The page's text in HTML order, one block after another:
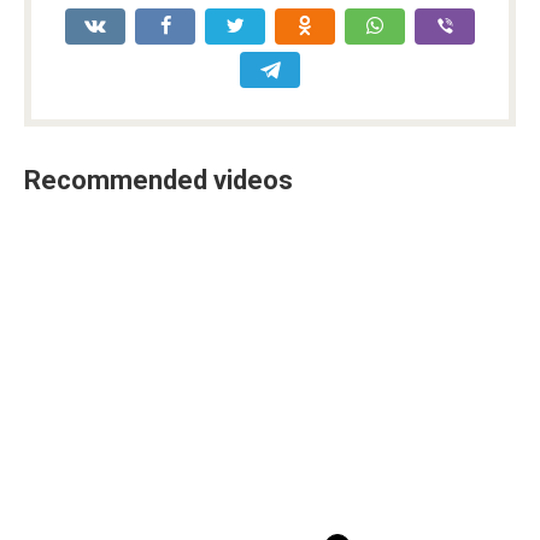
Recommended videos